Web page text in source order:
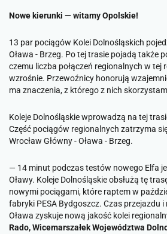
Nowe kierunki — witamy Opolskie!
13 par pociągów Kolei Dolnośląskich
Oława - Brzeg. Po tej trasie pojadą także
czemu liczba połączeń regionalnych w tej
wzrośnie. Przewoźnicy honorują
ma znaczenia, z którego z nich
Koleje Dolnośląskie wprowadzą na tej
Część pociągów regionalnych zatrzyma
Wrocław Główny - Oława - Brzeg.
— 14 minut podczas testów nowego Elfa
Oławy. Koleje Dolnośląskie obsłużą tę
nowymi pociągami, które raptem w
fabryki PESA Bydgoszcz. Czas przejazdu
Oława zyskuje nową jakość kolei
Rado, Wicemarszałek Województwa